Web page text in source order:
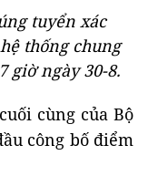
tuyển xác
thống chung
giờ ngày 30-8.
cùng của Bộ
công bố điểm